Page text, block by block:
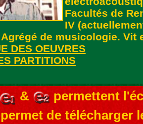
Facultés de
IV
de musicologie. Vit
DES OEUVRES
PARTITIONS
&
permettent
de télécharger